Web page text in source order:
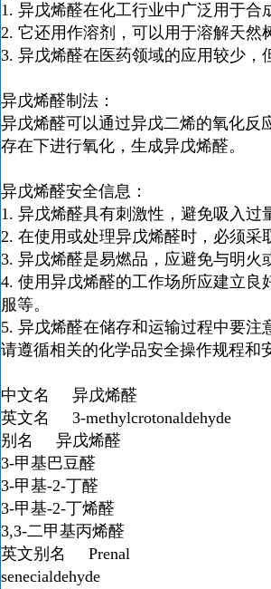
1. 异戊烯醛在化工行业中广泛用于合
2. 它还用作溶剂，可以用于溶解天然
3. 异戊烯醛在医药领域的应用较少，
异戊烯醛制法：
异戊烯醛可以通过异戊二烯的氧化反
存在下进行氧化，生成异戊烯醛。
异戊烯醛安全信息：
1. 异戊烯醛具有刺激性，避免吸入过
2. 在使用或处理异戊烯醛时，必须采
3. 异戊烯醛是易燃品，应避免与明火
4. 使用异戊烯醛的工作场所应建立良
服等。
5. 异戊烯醛在储存和运输过程中要注
请遵循相关的化学品安全操作规程和
中文名 异戊烯醛
英文名 3-methylcrotonaldehyde
别名 异戊烯醛
3-甲基巴豆醛
3-甲基-2-丁醛
3-甲基-2-丁烯醛
3,3-二甲基丙烯醛
英文别名 Prenal
senecialdehyde